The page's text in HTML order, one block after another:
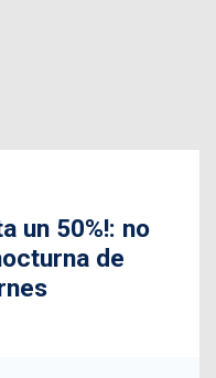
un 50%!: no
de